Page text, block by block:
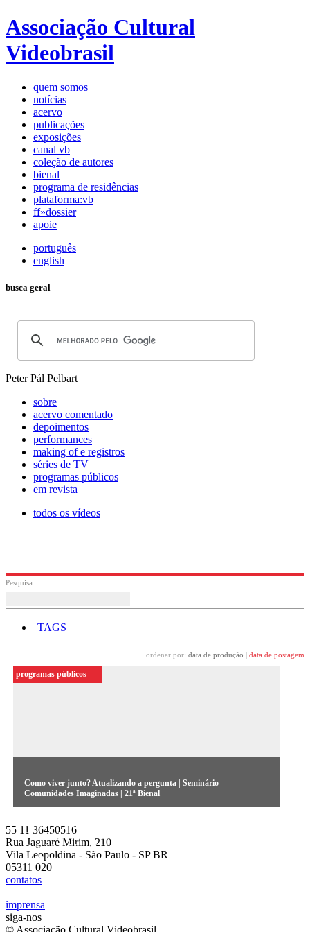
Associação Cultural
Videobrasil
quem somos
notícias
acervo
publicações
exposições
canal vb
coleção de autores
bienal
programa de residências
plataforma:vb
ff»dossier
apoie
português
english
busca geral
Peter Pál Pelbart
sobre
acervo comentado
depoimentos
performances
making of e registros
séries de TV
programas públicos
em revista
todos os vídeos
Pesquisa
TAGS
ordenar por: data de produção data de postagem
Como viver junto? Atualizando a pergunta | Seminário
Comunidades Imaginadas | 21ª Bienal
Mesa dos Seminários da 21ª Bienal de Arte Contemporânea
Sesc_Videobrasil | Comunidades Imaginadas, realizados no
Sesc 24 de Maio (São Paulo) em outubro e novembro de
2019.
programas públicos
55 11 36450516
Rua Jaguaré Mirim, 210
Vila Leopoldina - São Paulo - SP BR
05311 020
contatos
imprensa
siga-nos